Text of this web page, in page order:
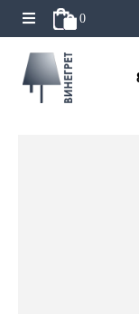
0